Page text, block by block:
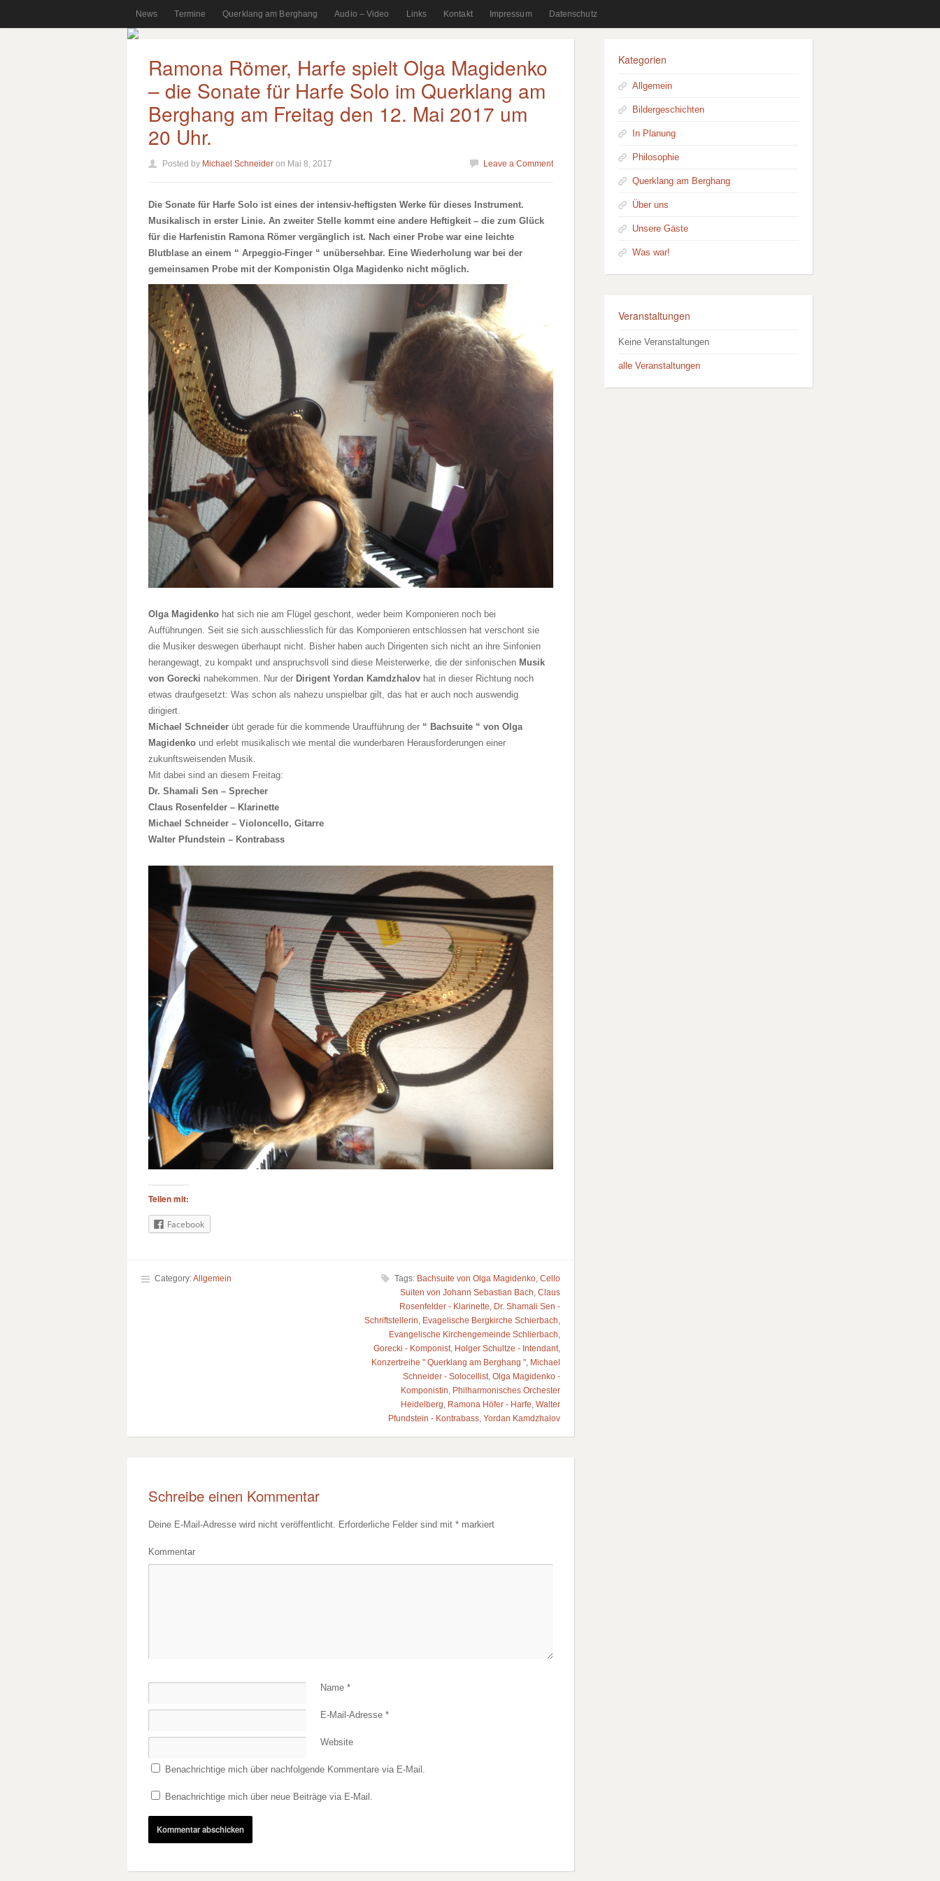
News Termine Querklang am Berghang Audio – Video Links Kontakt Impressum Datenschutz
Ramona Römer, Harfe spielt Olga Magidenko
– die Sonate für Harfe Solo im Querklang am
Berghang am Freitag den 12. Mai 2017 um
20 Uhr.
Posted by Michael Schneider on Mai 8, 2017 Leave a Comment
Die Sonate für Harfe Solo ist eines der intensiv-heftigsten Werke für dieses Instrument.
Musikalisch in erster Linie. An zweiter Stelle kommt eine andere Heftigkeit – die zum Glück
für die Harfenistin Ramona Römer vergänglich ist. Nach einer Probe war eine leichte
Blutblase an einem “ Arpeggio-Finger “ unübersehbar. Eine Wiederholung war bei der
gemeinsamen Probe mit der Komponistin Olga Magidenko nicht möglich.
Olga Magidenko hat sich nie am Flügel geschont, weder beim Komponieren noch bei
Aufführungen. Seit sie sich ausschliesslich für das Komponieren entschlossen hat verschont sie
die Musiker deswegen überhaupt nicht. Bisher haben auch Dirigenten sich nicht an ihre Sinfonien
herangewagt, zu kompakt und anspruchsvoll sind diese Meisterwerke, die der sinfonischen Musik
von Gorecki nahekommen. Nur der Dirigent Yordan Kamdzhalov hat in dieser Richtung noch
etwas draufgesetzt: Was schon als nahezu unspielbar gilt, das hat er auch noch auswendig
dirigiert.
Michael Schneider übt gerade für die kommende Uraufführung der “ Bachsuite “ von Olga
Magidenko und erlebt musikalisch wie mental die wunderbaren Herausforderungen einer
zukunftsweisenden Musik.
Mit dabei sind an diesem Freitag:
Dr. Shamali Sen – Sprecher
Claus Rosenfelder – Klarinette
Michael Schneider – Violoncello, Gitarre
Walter Pfundstein – Kontrabass
Teilen mit:
Facebook
Category:Allgemein Tags: Bachsuite von Olga Magidenko, Cello
Suiten von Johann Sebastian Bach Claus
Rosenfelder - Klarinette
Dr. Shamali Sen -
Schriftstellerin
Evagelische Bergkirche Schierbach
Evangelische Kirchengemeinde Schlierbach
Gorecki - Komponist, Holger Schultze - Intendant,
Konzertreihe " Querklang am Berghang ",
Michael
Schneider - Solocellist, Olga Magidenko -
Komponistin
Philharmonisches Orchester
Heidelberg
Ramona Höfer - Harfe Walter
Pfundstein - Kontrabass, Yordan Kamdzhalov
Schreibe einen Kommentar
Deine E-Mail-Adresse wird nicht veröffentlicht. Erforderliche Felder sind mit * markiert
Kommentar
Name *
E-Mail-Adresse *
Website
Benachrichtige mich über nachfolgende Kommentare via E-Mail.
Benachrichtige mich über neue Beiträge via E-Mail.
Kategorien
Allgemein
Bildergeschichten
In Planung
Philosophie
Querklang am Berghang
Über uns
Unsere Gäste
Was war!
Veranstaltungen
Keine Veranstaltungen
alle Veranstaltungen